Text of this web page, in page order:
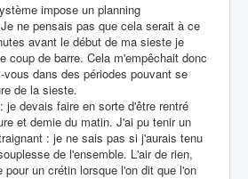
impose un planning
ne pensais pas que cela serait à ce
avant le début de ma sieste je
coup de barre. Cela m'empêchait donc
vous dans des périodes pouvant se
de la sieste.
je devais faire en sorte d'être rentré
et demie du matin. J'ai pu tenir un
: je ne sais pas si j'aurais tenu
de l'ensemble. L'air de rien,
un crétin lorsque l'on dit que l'on